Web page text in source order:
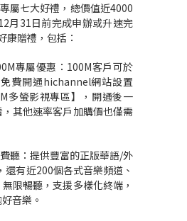
屬七大好禮，總價值近4000
月31日前完成申辦或升速完
康贈禮，包括：
專屬優惠：100M客戶可於
費開通hichannel網站設置
多螢影視專區】，開通後一
其他速率客戶加購價也僅需
聽：提供豐富的正版華語/外
還有近200個各式音樂頻道、
限暢聽，支援多樣化終端，
音樂。